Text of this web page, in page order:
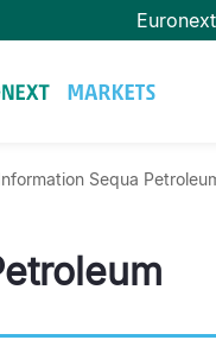
Sequa